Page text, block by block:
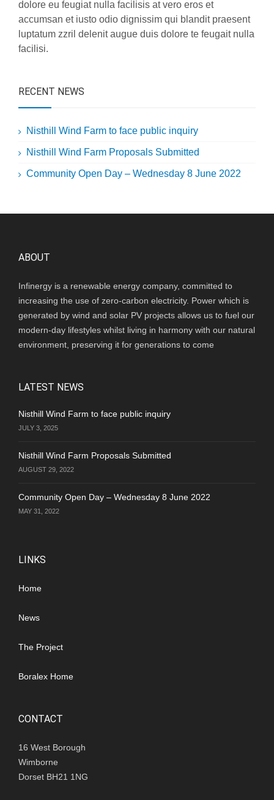
dolore eu feugiat nulla facilisis at vero eros et
accumsan et iusto odio dignissim qui blandit praesent
luptatum zzril delenit augue duis dolore te feugait nulla
facilisi.
RECENT NEWS
Nisthill Wind Farm to face public inquiry
Nisthill Wind Farm Proposals Submitted
Community Open Day – Wednesday 8 June 2022
ABOUT
Infinergy is a renewable energy company, committed to
increasing the use of zero-carbon electricity. Power which is
generated by wind and solar PV projects allows us to fuel our
modern-day lifestyles whilst living in harmony with our natural
environment, preserving it for generations to come
LATEST NEWS
Nisthill Wind Farm to face public inquiry
JULY 3, 2025
Nisthill Wind Farm Proposals Submitted
AUGUST 29, 2022
Community Open Day – Wednesday 8 June 2022
MAY 31, 2022
LINKS
Home
News
The Project
Boralex Home
CONTACT
16 West Borough
Wimborne
Dorset BH21 1NG